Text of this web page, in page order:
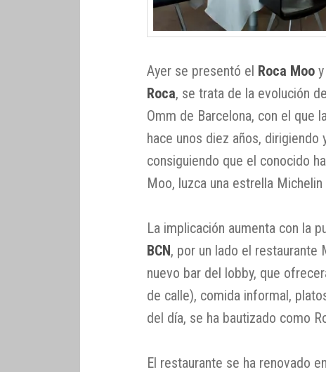
Ayer se presentó el Roca Moo
Roca, se trata de la evolución
Omm de Barcelona, con el que
hace unos diez años,
consiguiendo que el conocido
Moo, luzca una estrella
La implicación aumenta con la
BCN, por un lado el restaurante
nuevo bar del lobby, que
de calle), comida informal,
del día, se ha bautizado como
El restaurante se ha renovado